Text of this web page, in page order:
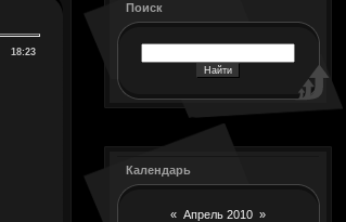
18:23
Поиск
Календарь
« Апрель 2010 »